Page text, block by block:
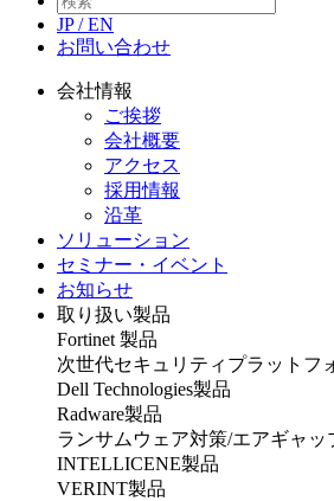
JP/EN
お問い合わせ
会社情報
ご挨拶
会社概要
アクセス
採用情報
沿革
ソリューション
セミナー・イベント
お知らせ
取り扱い製品
Fortinet 製品
次世代セキュリティプラットフ
Dell Technologies製品
Radware製品
ランサムウェア対策/エアギャッ
INTELLICENE製品
VERINT製品